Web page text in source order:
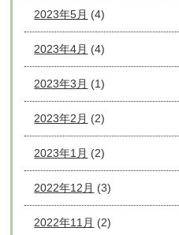
2023年5月 (4)
2023年4月 (4)
2023年3月 (1)
2023年2月 (2)
2023年1月 (2)
2022年12月 (3)
2022年11月 (2)